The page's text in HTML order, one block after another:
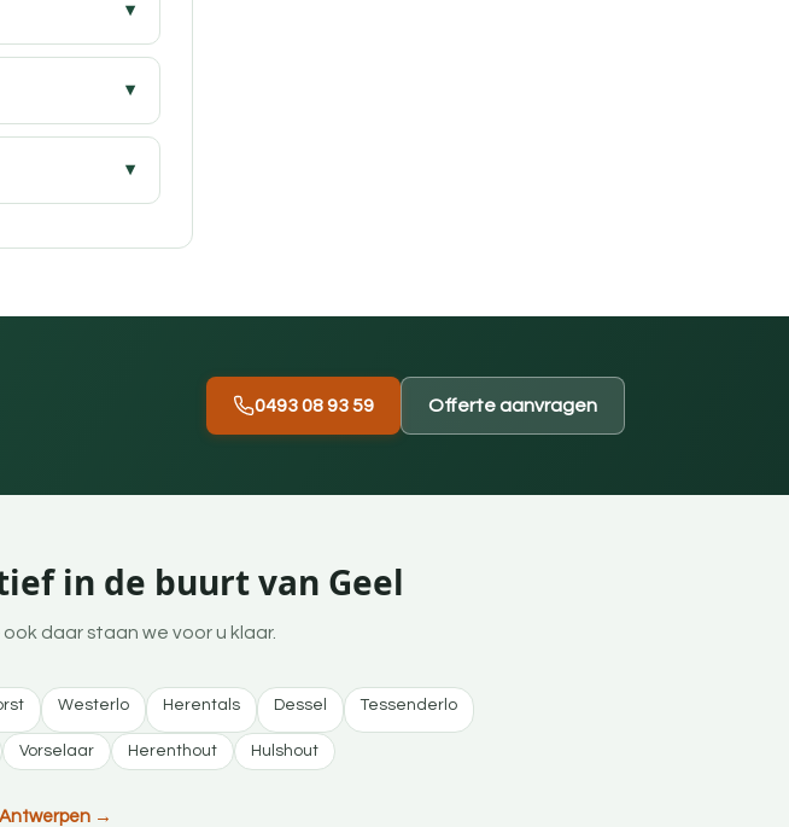
0493 08 93 59 Offerte aanvragen
in de buurt van Geel
daar staan we voor u klaar.
Westerlo Herentals Dessel Tessenderlo
Vorselaar Herenthout Hulshout
→